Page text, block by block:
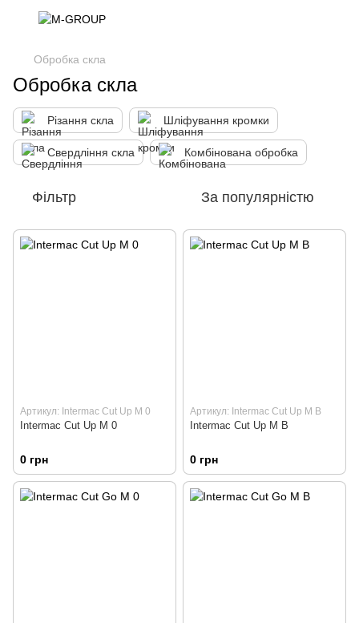
Обробка скла
Обробка скла
Різання скла Шліфування кромки
Свердління скла Комбінована обробка
Фільтр За популярністю
Артикул: Intermac Cut Up M 0
Intermac Cut Up M 0
0 грн
Артикул: Intermac Cut Up M B
Intermac Cut Up M B
0 грн